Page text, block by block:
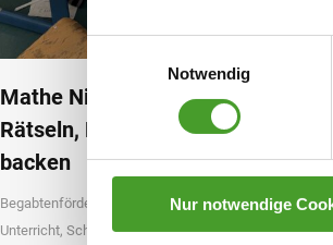
Notwendig
Nur notwendige
Mathe Night der 1. Klassen –
Rätseln, Rechnen und Pizza
backen
Begabtenförderung
Neues aus dem
Unterricht, Schuljahr 2024/25